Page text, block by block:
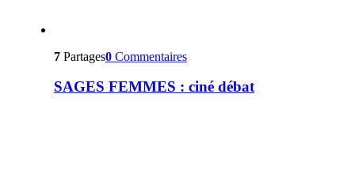
7 Partages0 Commentaires
SAGES FEMMES : ciné débat